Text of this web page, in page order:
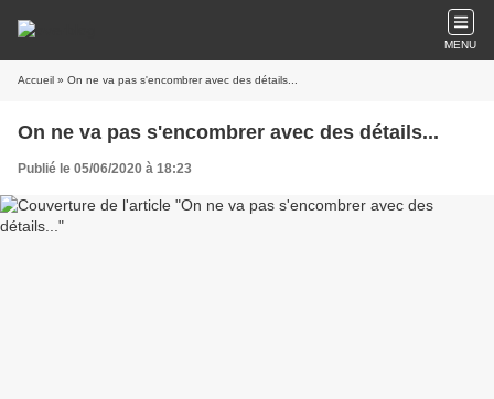
MENU
Accueil » On ne va pas s'encombrer avec des détails...
On ne va pas s'encombrer avec des détails...
Publié le 05/06/2020 à 18:23